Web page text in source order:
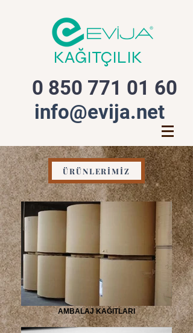
KAĞITÇILIK
0 850 771 01 60
info@evija.net
ÜRÜNLERİMİZ
AMBALAJ KAĞITLARI